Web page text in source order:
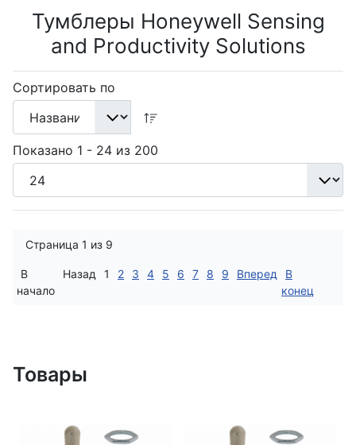
Тумблеры Honeywell Sensing
and Productivity Solutions
Сортировать по
Показано 1 - 24 из 200
Страница 1 из 9
В
начало
Назад 1 2 3 4 5 6 7 8 9 Вперед
В
конец
Товары